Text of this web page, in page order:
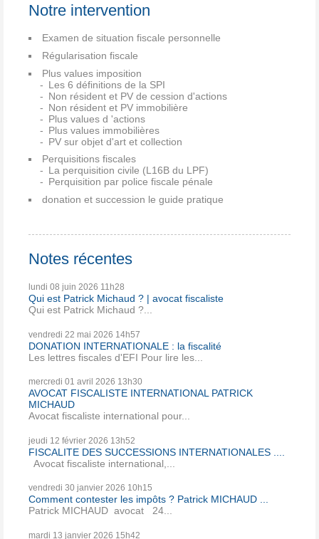
Notre intervention
Examen de situation fiscale personnelle
Régularisation fiscale
Plus values imposition
Les 6 définitions de la SPI
Non résident et PV de cession d'actions
Non résident et PV immobilière
Plus values d 'actions
Plus values immobilières
PV sur objet d'art et collection
Perquisitions fiscales
La perquisition civile (L16B du LPF)
Perquisition par police fiscale pénale
donation et succession le guide pratique
Notes récentes
lundi 08 juin 2026 11h28
Qui est Patrick Michaud ? | avocat fiscaliste
Qui est Patrick Michaud ?...
vendredi 22 mai 2026 14h57
DONATION INTERNATIONALE : la fiscalité
Les lettres fiscales d'EFI Pour lire les...
mercredi 01 avril 2026 13h30
AVOCAT FISCALISTE INTERNATIONAL PATRICK
MICHAUD
Avocat fiscaliste international pour...
jeudi 12 février 2026 13h52
FISCALITE DES SUCCESSIONS INTERNATIONALES ....
Avocat fiscaliste international,...
vendredi 30 janvier 2026 10h15
Comment contester les impôts ? Patrick MICHAUD ...
Patrick MICHAUD avocat 24...
mardi 13 janvier 2026 15h42